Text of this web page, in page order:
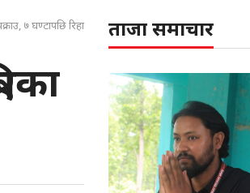
७ घण्टापछि रिहा ताजा समाचार